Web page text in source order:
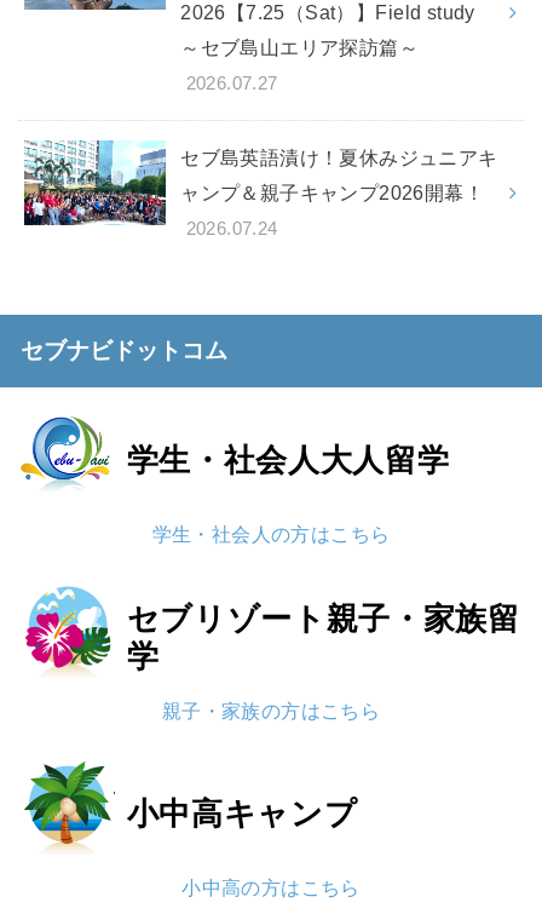
2026【7.25（Sat）】Field study
～セブ島山エリア探訪篇～
2026.07.27
セブ島英語漬け！夏休みジュニアキ
ャンプ＆親子キャンプ2026開幕！
2026.07.24
セブナビドットコム
学生・社会人大人留学
学生・社会人の方はこちら
セブリゾート 親子・家族留
学
親子・家族の方はこちら
小中高キャンプ
小中高の方はこちら